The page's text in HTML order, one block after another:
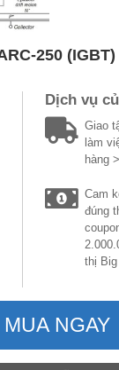
250
Dịch vụ
Giao
làm
hàng
Cam
đúng
thị Big
MUA NGAY